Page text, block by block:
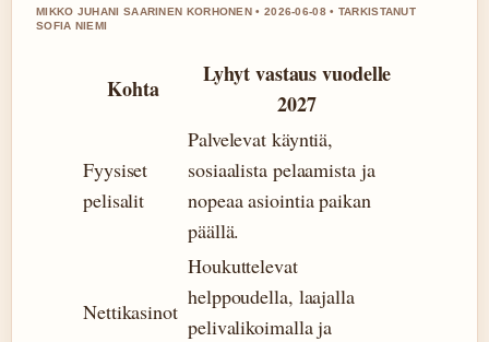
MIKKO JUHANI SAARINEN KORHONEN • 2026-06-08 • TARKISTANUT
SOFIA NIEMI
Kohta
Lyhyt vastaus vuodelle
2027
Fyysiset
pelisalit
Palvelevat käyntiä,
sosiaalista pelaamista ja
nopeaa asiointia paikan
päällä.
Nettikasinot
Houkuttelevat
helppoudella, laajalla
pelivalikoimalla ja